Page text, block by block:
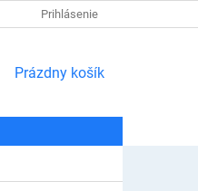
PLATBA REKLAMÁCIA A
Prihlásenie
NÁKUPNÝ
Prázdny košík